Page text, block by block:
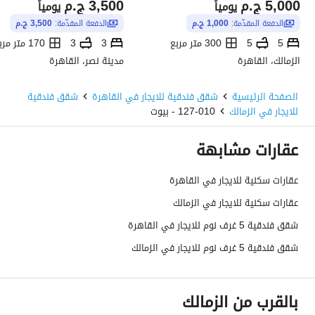
ج.م5,000 يومياً
الدفعة المقدّمة: 1,000 ج.م
5
5
300 متر مربع
الزمالك، القاهرة
ج.م3,500 يومياً
الدفعة المقدّمة: 3,500 ج.م
3
3
170 متر مربع
مدينة نصر، القاهرة
الصفحة الرئيسية
شقق فندقية للايجار في القاهرة شقق فندقية
للايجار في الزمالك 127-010 - بيوت
عقارات مشابهة
عقارات سكنية للايجار في القاهرة
عقارات سكنية للايجار في الزمالك
شقق فندقية 5 غرف نوم للايجار في القاهرة
شقق فندقية 5 غرف نوم للايجار في الزمالك
بالقرب من الزمالك